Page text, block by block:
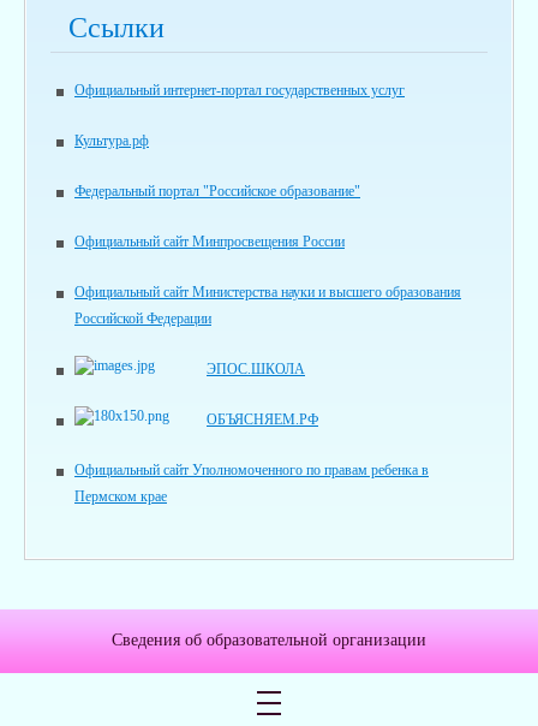
Ссылки
Официальный интернет-портал государственных услуг
Культура.рф
Федеральный портал "Российское образование"
Официальный сайт Минпросвещения России
Официальный сайт Министерства науки и высшего образования
Российской Федерации
ЭПОС.ШКОЛА
ОБЪЯСНЯЕМ.РФ
Официальный сайт Уполномоченного по правам ребенка в
Пермском крае
Сведения об образовательной организации